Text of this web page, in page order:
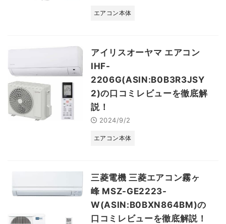
エアコン本体
アイリスオーヤマ エアコン
IHF-
2206G(ASIN:B0B3R3JSY
2)の口コミレビューを徹底解
説！
2024/9/2
エアコン本体
三菱電機 三菱エアコン霧ヶ
峰 MSZ-GE2223-
W(ASIN:B0BXN864BM)の
口コミレビューを徹底解説！